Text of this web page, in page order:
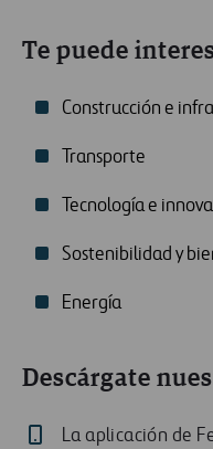
Te puede
Construcción e
Transporte
Tecnología e
Sostenibilidad y
Energía
Descárgate
La aplicación de